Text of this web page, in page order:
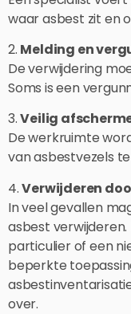
waar asbest zit en
2. Melding en
De verwijdering
Soms is een
3.Veilig
De werkruimte
van asbestvezels
4.Verwijderen
In veel gevallen
asbest verwijderen.
particulier of een
beperkte
over.